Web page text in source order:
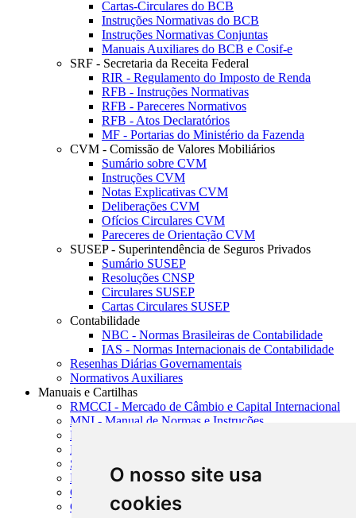
O nosso site usa
cookies
Cartas-Circulares do BCB
Instruções Normativas do BCB
Instruções Normativas Conjuntas
Manuais Auxiliares do BCB e Cosif-e
SRF - Secretaria da Receita Federal
RIR - Regulamento do Imposto de Renda
RFB - Instruções Normativas
RFB - Pareceres Normativos
RFB - Atos Declaratórios
MF - Portarias do Ministério da Fazenda
CVM - Comissão de Valores Mobiliários
Sumário sobre CVM
Instruções CVM
Notas Explicativas CVM
Deliberações CVM
Ofícios Circulares CVM
Pareceres de Orientação CVM
SUSEP - Superintendência de Seguros Privados
Sumário SUSEP
Resoluções CNSP
Circulares SUSEP
Cartas Circulares SUSEP
Contabilidade
NBC - Normas Brasileiras de Contabilidade
IAS - Normas Internacionais de Contabilidade
Resenhas Diárias Governamentais
Normativos Auxiliares
Manuais e Cartilhas
RMCCI - Mercado de Câmbio e Capital Internacional
MNI - Manual de Normas e Instruções
MTVM - Manual de Títulos e Valores Mobiliários
MCR - Manual de Crédito Rural
SISORF - Manual de Organização do SFN
MASUP - Manual de Supervisão Bancária
CADOC - Catálogo de Documentos
CNAE-CONCLA - Classificação Nacional de